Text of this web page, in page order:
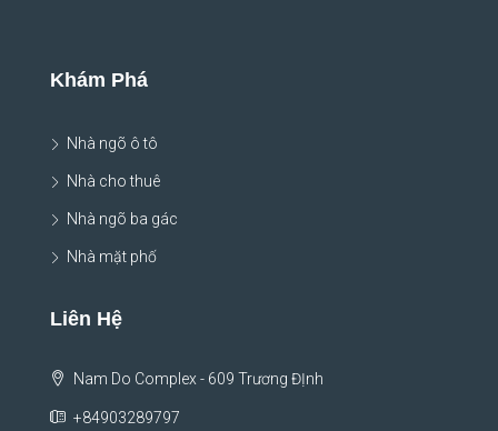
Khám Phá
Nhà ngõ ô tô
Nhà cho thuê
Nhà ngõ ba gác
Nhà mặt phố
Liên Hệ
Nam Do Complex - 609 Trương ĐỊnh
+84903289797